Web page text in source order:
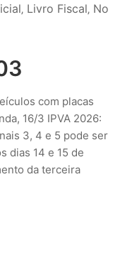
‚ Livro Fiscal‚ No
com placas
16/3 IPVA 2026:
3, 4 e 5 pode ser
dias 14 e 15 de
da terceira